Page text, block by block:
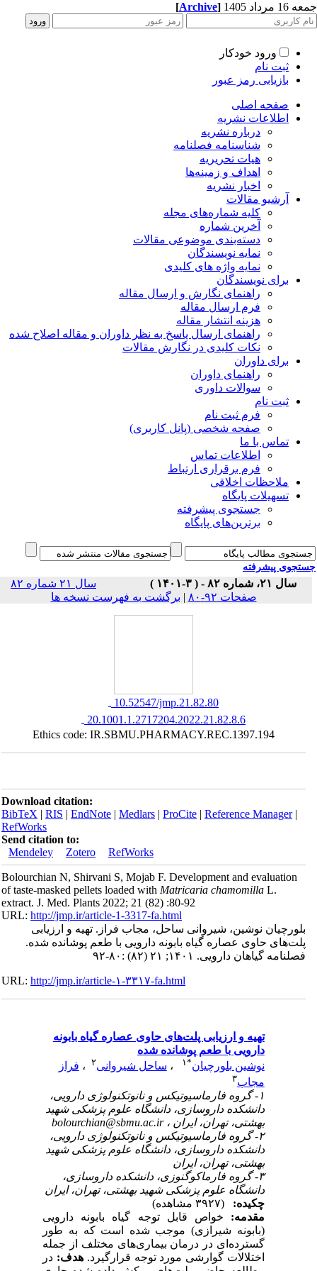
مرداد 1405 [Archive]
ورود خودکار
ثبت نام
بازیابی رمز عبور
صفحه اصلی
اطلاعات نشریه
درباره نشریه
شناسنامه فصلنامه
هیات تحریریه
اهداف و زمینه‌ها
اخبار نشریه
آرشیو مقالات
کلیه شماره‌های مجله
آخرین شماره
دسته‌بندی موضوعی مقالات
نمایه نویسندگان
نمایه واژه های کلیدی
برای نویسندگان
راهنمای نگارش و ارسال مقاله
فرم ارسال مقاله
هزینه انتشار مقاله
راهنمای ارسال پاسخ به نظر داوران و مقاله اصلاح شده
نکات کلیدی در نگارش مقالات
برای داوران
راهنمای داوران
سوالات داوری
ثبت نام
فرم ثبت نام
صفحه شخصی (پانل کاربری)
تماس با ما
اطلاعات تماس
فرم برقراری ارتباط
ملاحظات اخلاقی
تسهیلات پایگاه
جستجوی پیشرفته
برترین‌های پایگاه
پیشرفته
سال ۲۱، شماره ۸۲ - ( ۳-۱۴۰۱ )
سال ۲۱ شماره ۸۲
صفحات ۹۲-۸۰
| برگشت به فهرست نسخه ها
‎ 10.52547/jmp.21.82.80
‎ 20.1001.1.2717204.2022.21.82.8.6
Ethics code: IR.SBMU.PHARMACY.REC.1397.194
Download citation:
BibTeX|RIS|EndNote|Medlars|ProCite|Reference Manager
RefWorks
Send citation to:
Mendeley
Zotero RefWorks
Bolourchian N, Shirvani S, Mojab F. Development and evaluation
of taste-masked pellets loaded withMatricaria chamomillaL.
extract. J. Med. Plants 2022; 21 (82) :80-92
URL:http://jmp.ir/article-1-3317-fa.html
بلورچیان نوشین، شیروانی ساحل، مجاب فراز. تهیه و ارزیابی
پلت‎‌های حاوی عصاره گیاه بابونه دارویی با طعم پوشانده شده.
فصلنامه گياهان دارویی. ۱۴۰۱; ۲۱ (۸۲) :۸۰-۹۲
URL:http://jmp.ir/article-۱-۳۳۱۷-fa.html
تهیه و ارزیابی پلت‎‌های حاوی عصاره گیاه بابونه
دارویی با طعم پوشانده شده
نوشین بلورچیان *۱ ساحل شیروانی ، فراز
مجاب
۱- گروه فارماسیوتیکس و نانوتکنولوژی دارویی،
دانشکده داروسازی، دانشگاه علوم پزشکی شهید
بهشتی، تهران، ایران ، bolourchian@sbmu.ac.ir
۲- گروه فارماسیوتیکس و نانوتکنولوژی دارویی،
دانشکده داروسازی، دانشگاه علوم پزشکی شهید
بهشتی، تهران، ایران
۳- گروه فارماکوگنوزی، دانشکده داروسازی،
دانشگاه علوم پزشکی شهید بهشتی، تهران، ایران
چکیده:
مقدمه:خواص قابل توجه گیاه بابونه دارویی
(بابونه شیرازی) موجب شده است که به طور
گسترده‌ای در درمان بیماری‌های مختلف از جمله
اختلالات گوارشی مورد توجه‌ قرارگیرد.هدف:در